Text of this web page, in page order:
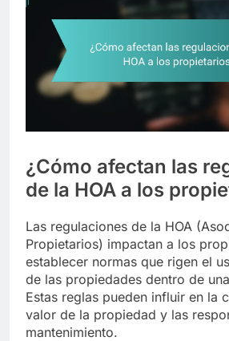
¿Cómo afectan las
de la HOA a los
Las regulaciones de la HOA
Propietarios) impactan a los
establecer normas que rigen el
de las propiedades dentro de
Estas reglas pueden influir en la
valor de la propiedad y las
mantenimiento.